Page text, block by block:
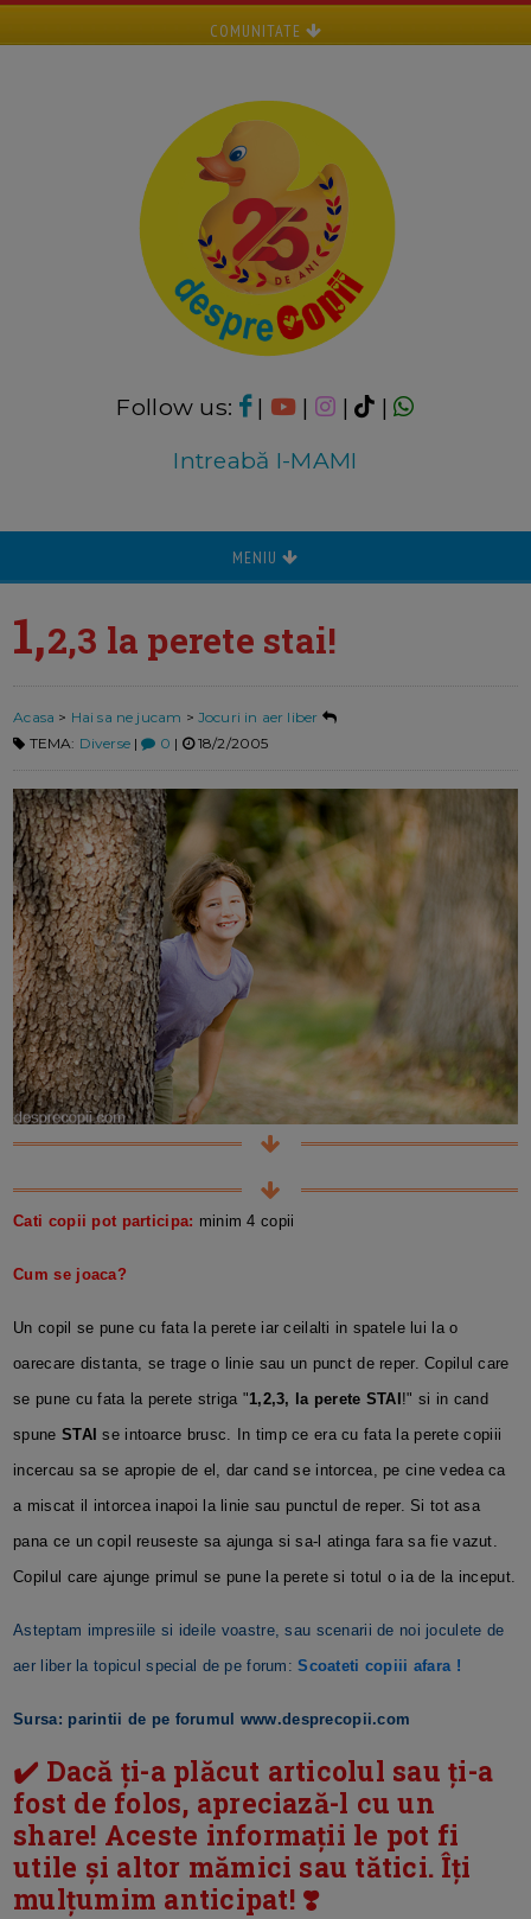
COMUNITATE
Follow us: | | |
|
Intreabă I-MAMI
MENIU
1,2,3 la perete stai!
Acasa > Hai sa ne jucam > Jocuri in aer liber
TEMA: Diverse| 0 | 18/2/2005
Cati copii pot participa: minim 4 copii
Cum se joaca?
Un copil se pune cu fata la perete iar ceilalti in spatele lui la o
oarecare distanta, se trage o linie sau un punct de reper. Copilul care
se pune cu fata la perete striga "1,2,3, la perete STAI !" si in cand
spune STAI se intoarce brusc. In timp ce era cu fata la perete copiii
incercau sa se apropie de el, dar cand se intorcea, pe cine vedea ca
a miscat il intorcea inapoi la linie sau punctul de reper. Si tot asa
pana ce un copil reuseste sa ajunga si sa-l atinga fara sa fie vazut.
Copilul care ajunge primul se pune la perete si totul o ia de la inceput.
Asteptam impresiile si ideile voastre, sau scenarii de noi joculete de
aer liber la topicul special de pe forum: Scoateti copiii afara !
Sursa: parintii de pe forumul www.desprecopii.com
✔️ Dacă ți-a plăcut articolul sau ți-a
fost de folos, apreciază-l cu un
share! Aceste informații le pot fi
utile și altor mămici sau tătici. Îți
mulțumim anticipat! ❣️